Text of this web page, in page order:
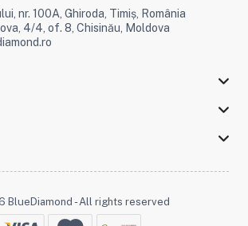
nr. 100A, Ghiroda, Timiș, România
4/4, of. 8, Chisinău, Moldova
BlueDiamond - All rights reserved